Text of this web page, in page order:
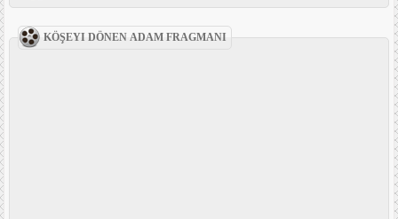
KÖŞEYI DÖNEN ADAM FRAGMANI